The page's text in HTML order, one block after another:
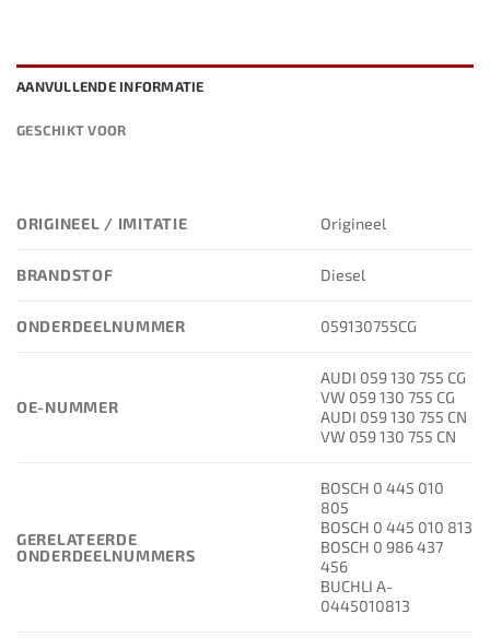
AANVULLENDE INFORMATIE
GESCHIKT VOOR
ORIGINEEL / IMITATIE Origineel
BRANDSTOF Diesel
ONDERDEELNUMMER 059130755CG
OE-NUMMER
AUDI 059 130 755 CG
VW 059 130 755 CG
AUDI 059 130 755 CN
VW 059 130 755 CN
GERELATEERDE
ONDERDEELNUMMERS
BOSCH 0 445 010
805
BOSCH 0 445 010 813
BOSCH 0 986 437
456
BUCHLI A-
0445010813